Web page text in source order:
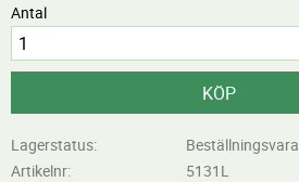
Antal
KÖP
Lagerstatus
Beställningsvara
Artikelnr
5131L